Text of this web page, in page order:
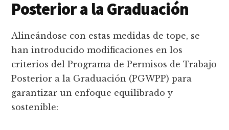
Posterior a la Graduación
Alineándose con estas medidas de tope, se
han introducido modificaciones en los
criterios del Programa de Permisos de Trabajo
Posterior a la Graduación (PGWPP) para
garantizar un enfoque equilibrado y
sostenible: